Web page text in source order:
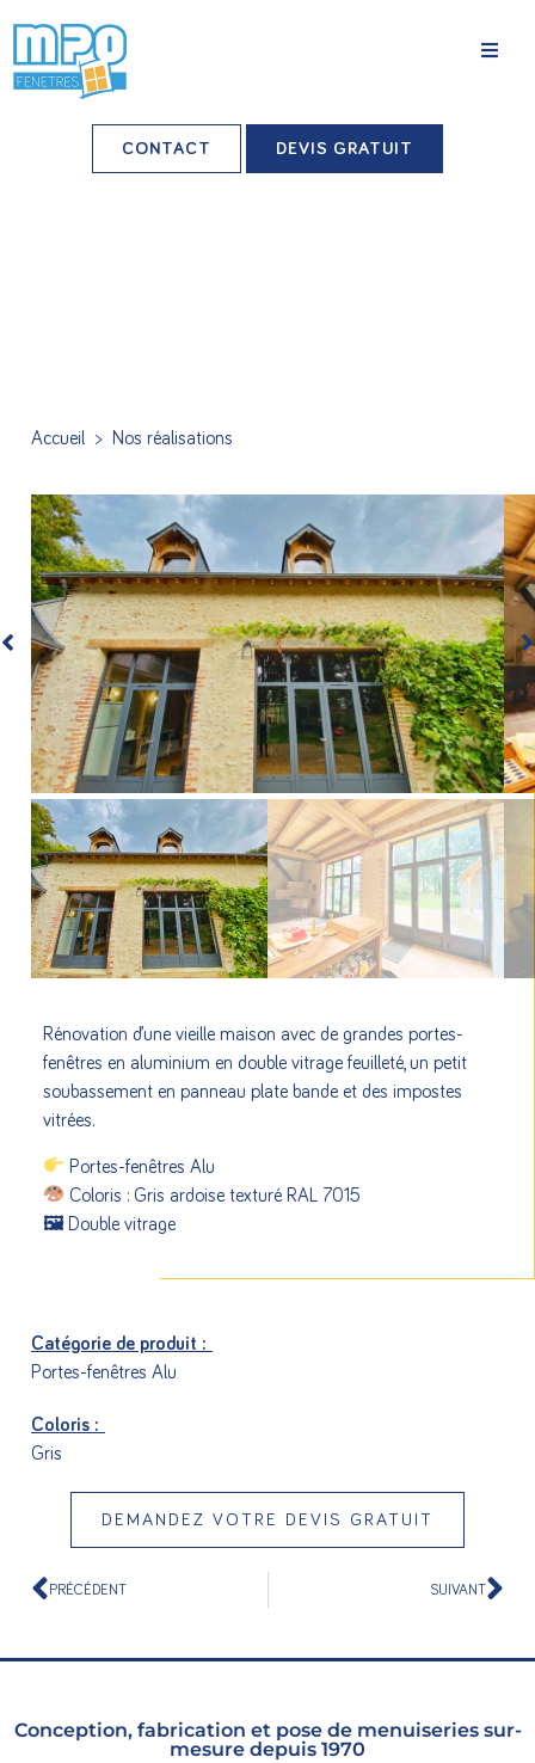
Nos agences
Nos produits
CONTACT DEVIS GRATUIT
Accueil > Nos réalisations
Rénovation d’une vieille maison avec de grandes portes-
fenêtres en aluminium en double vitrage feuilleté, un petit
soubassement en panneau plate bande et des impostes
vitrées.
Portes-fenêtres Alu
Coloris : Gris ardoise texturé RAL 7015
🖼 Double vitrage
Catégorie de produit :
Portes-fenêtres Alu
Coloris :
Gris
DEMANDEZ VOTRE DEVIS GRATUIT
PRÉCÉDENT SUIVANT
Conception, fabrication et pose de menuiseries sur-
mesure depuis 1970